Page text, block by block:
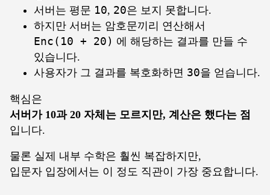
서버는 평문 10, 20은 보지 못합니다.
하지만 서버는 암호문끼리 연산해서
Enc(10 + 20) 에 해당하는 결과를 만들 수
있습니다.
사용자가 그 결과를 복호화하면 30을 얻습니다.
핵심은
서버가 10과 20 자체는 모르지만, 계산은 했다는 점
입니다.
물론 실제 내부 수학은 훨씬 복잡하지만,
입문자 입장에서는 이 정도 직관이 가장 중요합니다.